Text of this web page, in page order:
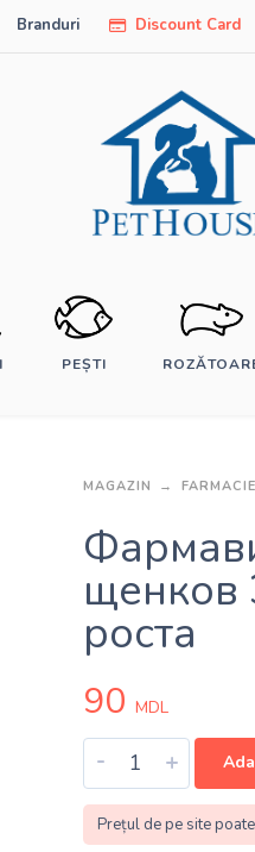
Branduri Discount Card
PEȘTI
MAGAZIN FARMACIE
щенков
роста
90 MDL
- +
Prețul de pe site